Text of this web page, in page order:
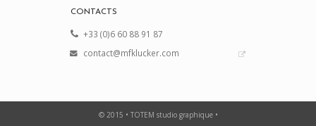
CONTACTS
+33 (0)6 60 88 91 87
contact@mfklucker.com
© 2015 • TOTEM studio graphique •